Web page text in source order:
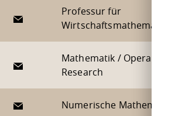
Professur für
Wirtschaftsmathematik
Mathematik / Operations
Research
Numerische Mathematik